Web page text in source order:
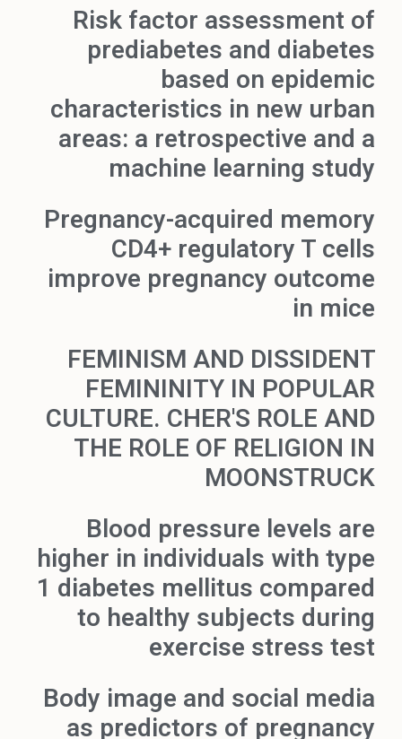
Risk factor assessment of
prediabetes and diabetes
based on epidemic
characteristics in new urban
areas: a retrospective and a
machine learning study
Pregnancy-acquired memory
CD4+ regulatory T cells
improve pregnancy outcome
in mice
FEMINISM AND DISSIDENT
FEMININITY IN POPULAR
CULTURE. CHER'S ROLE AND
THE ROLE OF RELIGION IN
MOONSTRUCK
Blood pressure levels are
higher in individuals with type
1 diabetes mellitus compared
to healthy subjects during
exercise stress test
Body image and social media
as predictors of pregnancy